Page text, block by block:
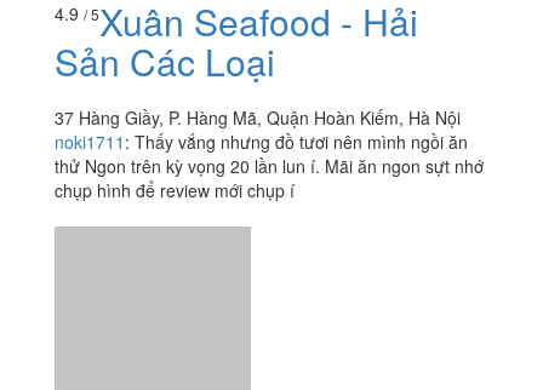
4.9/ 5Xuân Seafood - Hải
Sản Các Loại
37 Hàng Giầy, P. Hàng Mã, Quận Hoàn Kiếm, Hà Nội